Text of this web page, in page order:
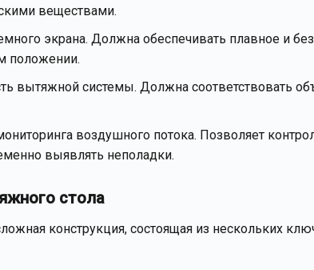
веществами.
экрана. Должна обеспечивать плавное и
положении.
вытяжной системы. Должна соответствовать
воздушного потока. Позволяет
выявлять неполадки.
стола
конструкция, состоящая из нескольких